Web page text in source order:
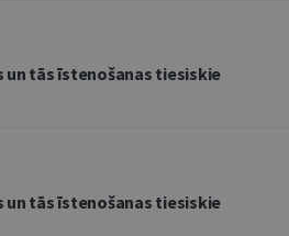
un tās īstenošanas tiesiskie
un tās īstenošanas tiesiskie